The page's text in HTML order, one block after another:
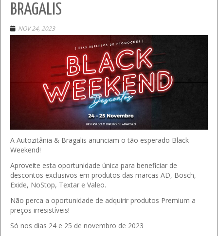
BRAGALIS
NOV 24, 2023
A Autozitânia & Bragalis anunciam o tão esperado Black
Weekend!
Aproveite esta oportunidade única para beneficiar de
descontos exclusivos em produtos das marcas AD, Bosch,
Exide, NoStop, Textar e Valeo.
Não perca a oportunidade de adquirir produtos Premium a
preços irresistíveis!
Só nos dias 24 e 25 de novembro de 2023